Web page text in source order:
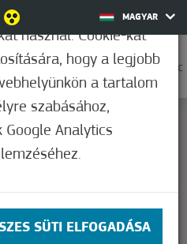
MAGYAR
0
23,9°C
Maps correctly.
OK
használ. Cookie-kat
hogy a legjobb
a tartalom
szabásához,
Analytics
SÜTI ELFOGADÁSA